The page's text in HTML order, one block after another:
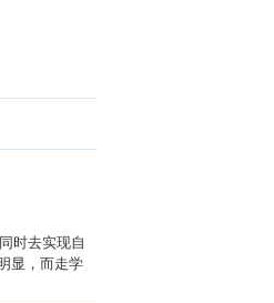
时去实现自
显，而走学